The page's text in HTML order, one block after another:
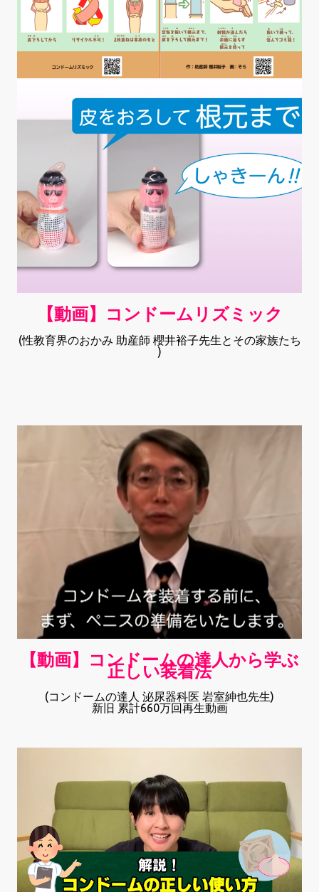
【動画】コンドームリズミック
(性教育界のおかみ 助産師 櫻井裕子先生とその家族たち
)
【動画】コンドームの達人から学ぶ
正しい装着法
(コンドームの達人 泌尿器科医 岩室紳也先生)
新旧 累計660万回再生動画